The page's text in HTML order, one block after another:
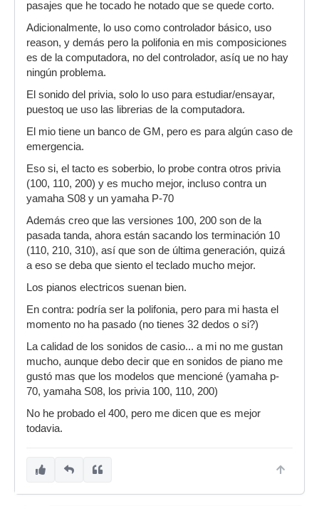
pasajes que he tocado he notado que se quede corto.
Adicionalmente, lo uso como controlador básico, uso
reason, y demás pero la polifonia en mis composiciones
es de la computadora, no del controlador, asíq ue no hay
ningún problema.
El sonido del privia, solo lo uso para estudiar/ensayar,
puestoq ue uso las librerias de la computadora.
El mio tiene un banco de GM, pero es para algún caso de
emergencia.
Eso si, el tacto es soberbio, lo probe contra otros privia
(100, 110, 200) y es mucho mejor, incluso contra un
yamaha S08 y un yamaha P-70
Además creo que las versiones 100, 200 son de la
pasada tanda, ahora están sacando los terminación 10
(110, 210, 310), así que son de última generación, quizá
a eso se deba que siento el teclado mucho mejor.
Los pianos electricos suenan bien.
En contra: podría ser la polifonia, pero para mi hasta el
momento no ha pasado (no tienes 32 dedos o si?)
La calidad de los sonidos de casio... a mi no me gustan
mucho, aunque debo decir que en sonidos de piano me
gustó mas que los modelos que mencioné (yamaha p-
70, yamaha S08, los privia 100, 110, 200)
No he probado el 400, pero me dicen que es mejor
todavia.